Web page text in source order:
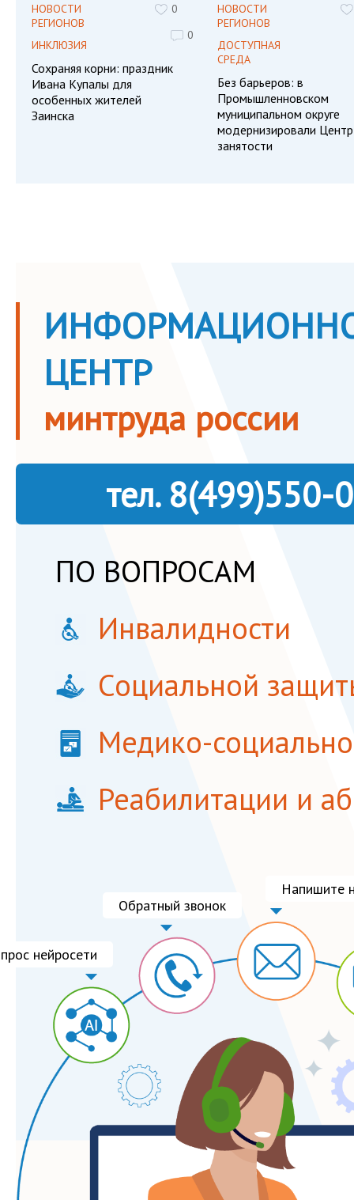
НОВОСТИ
РЕГИОНОВ
ИНКЛЮЗИЯ
0
0
Сохраняя корни: праздник
Ивана Купалы для
особенных жителей
Заинска
НОВОСТИ
РЕГИОНОВ
ДОСТУПНАЯ
СРЕДА
Без барьеров: в
Промышленновском
муниципальном округе
модернизировали Центр
занятости
ЦЕНТР
минтруда россии
тел. 8(499)550-
ПО ВОПРОСАМ
Инвалидности
Социальной
Медико-
Реабилитации и
нейросети
Обратный звонок
Напишите